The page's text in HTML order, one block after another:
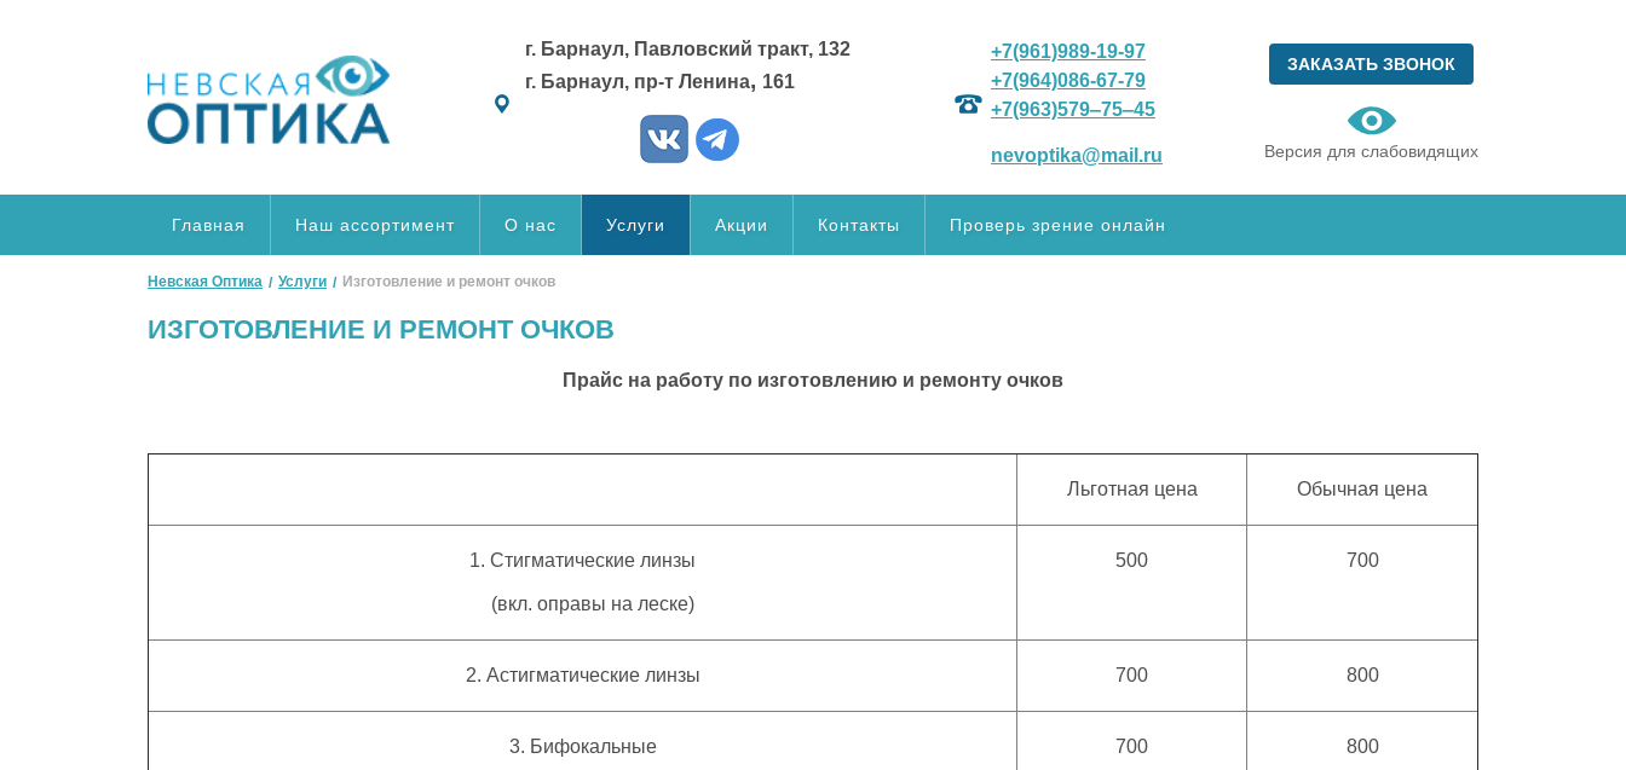
г. Барнаул, Павловский тракт, 132
г. Барнаул, пр-т Ленина, 161
+7(961)989-19-97
+7(964)086-67-79
+7(963)579‒75‒45
nevoptika@mail.ru
ЗАКАЗАТЬ ЗВОНОК
Версия для слабовидящих
Главная Наш ассортимент О нас Услуги Акции Контакты Проверь зрение онлайн
Невская Оптика Услуги Изготовление и ремонт очков
ИЗГОТОВЛЕНИЕ И РЕМОНТ ОЧКОВ
Прайс на работу по изготовлению и ремонту очков
Льготная цена Обычная цена
1. Стигматические линзы
(вкл. оправы на леске)
500 700
2. Астигматические линзы 700 800
3. Бифокальные 700 800